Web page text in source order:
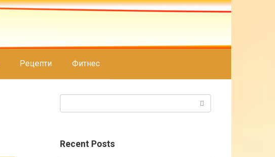
Рецепти Фитнес
Recent Posts